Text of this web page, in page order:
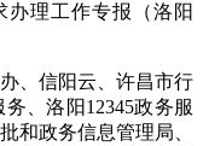
理工作专报（洛阳
、信阳云、许昌市行
、洛阳12345政务服
和政务信息管理局、